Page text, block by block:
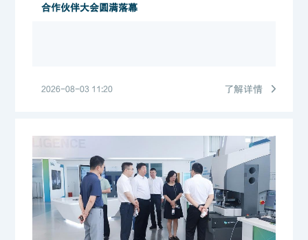
合作伙伴大会圆满落幕
2026-08-03 11:20 了解详情